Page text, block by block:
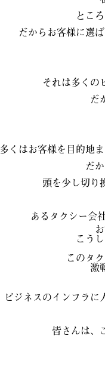
とこ
だからお客様に選
それは多くの
だ
多くはお客様を目的地
だ
頭を少し切り
あるタクシー会
こう
このタ
激
ビジネスのインフラに
皆さんは、